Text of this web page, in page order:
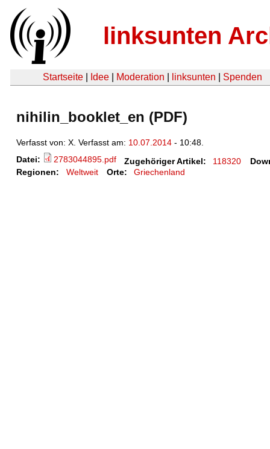
linksunten
Startseite Idee Moderation linksunten Spenden
nihilin_booklet_en (PDF)
Verfasst von: X. Verfasst am: 10.07.2014 - 10:48.
Datei:
2783044895.pdf Zugehöriger Artikel: 118320
Regionen:
Weltweit Orte: Griechenland